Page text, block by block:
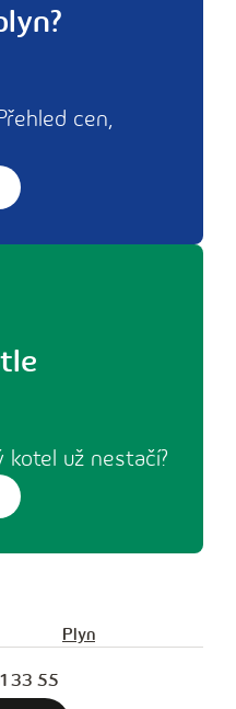
cen,
kotel už nestačí?
Plyn
33 55